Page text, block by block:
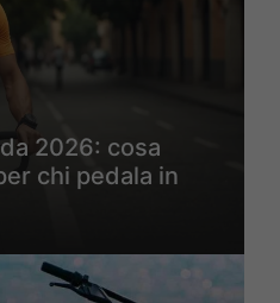
2026: cosa
chi pedala in